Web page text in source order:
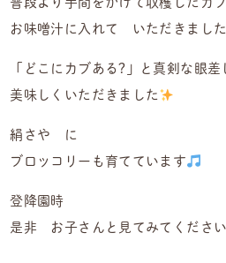
お味噌汁に入れて いただきました
「どこにカブある?」と真剣な眼差
美味しくいただきました
絹さや に
ブロッコリーも育てています
登降園時
是非 お子さんと見てみてくださ